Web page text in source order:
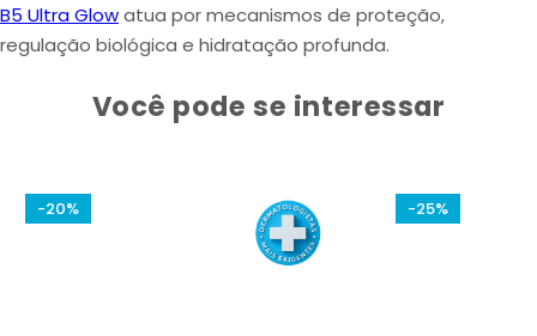
B5 Ultra Glowatua por mecanismos de proteção,
regulação biológica e hidratação profunda.
Você pode se interessar
-20% -25%